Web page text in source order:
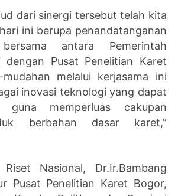
dari sinergi tersebut telah kita
ini berupa penandatanganan
antara Pemerintah
dengan Pusat Penelitian Karet
melalui kerjasama ini
inovasi teknologi yang dapat
guna memperluas cakupan
berbahan dasar karet,”
Nasional, Dr.Ir.Bambang
Pusat Penelitian Karet Bogor,